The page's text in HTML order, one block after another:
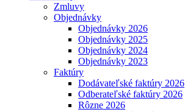
Zmluvy
Objednávky
Objednávky 2026
Objednávky 2025
Objednávky 2024
Objednávky 2023
Faktúry
Dodávateľské faktúry 2026
Odberateľské faktúry 2026
Rôzne 2026